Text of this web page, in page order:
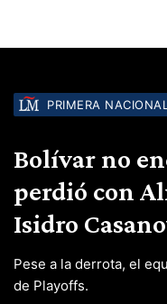
PRIMERA NACIONAL
Bolívar no
perdió con
Isidro
Pese a la derrota, el
de Playoffs.